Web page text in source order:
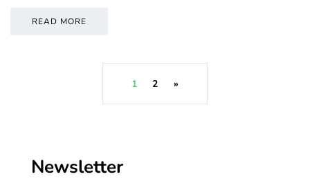
READ MORE
1 2 »
Newsletter